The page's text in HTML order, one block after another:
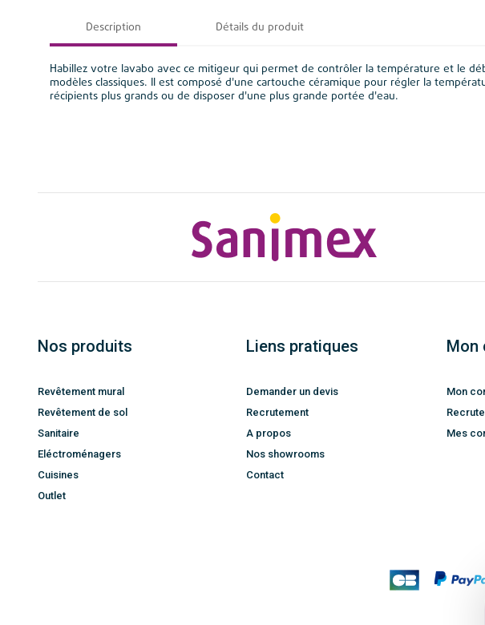
Description Détails du produit
Habillez votre lavabo avec ce mitigeur qui permet de contrôler la température et le
modèles classiques. Il est composé d'une cartouche céramique pour régler la
récipients plus grands ou de disposer d'une plus grande portée d'eau.
Nos produits
Revêtement mural
Revêtement de sol
Sanitaire
Eléctroménagers
Cuisines
Outlet
Liens pratiques
Demander un devis
Recrutement
A propos
Nos showrooms
Contact
Mon
Mon
Mes